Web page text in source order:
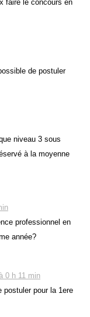
faire le concours en
de postuler
niveau 3 sous
à la moyenne
professionnel en
année?
0 h 11 min
postuler pour la 1ere